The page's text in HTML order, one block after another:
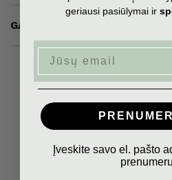
GAMINTOJO APRAŠYMAS
Neseniai
geriausi pasiūlymai ir
Įveskite savo el. pašto